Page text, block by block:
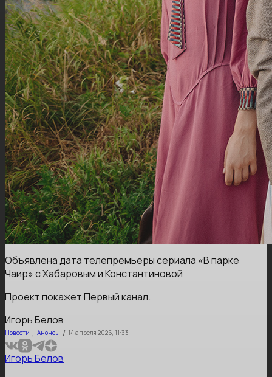
Объявлена дата телепремьеры сериала «В парке
Чаир» с Хабаровым и Константиновой
Проект покажет Первый канал.
Игорь Белов
Новости , Анонсы / 14 апреля 2026, 11:33
Игорь Белов